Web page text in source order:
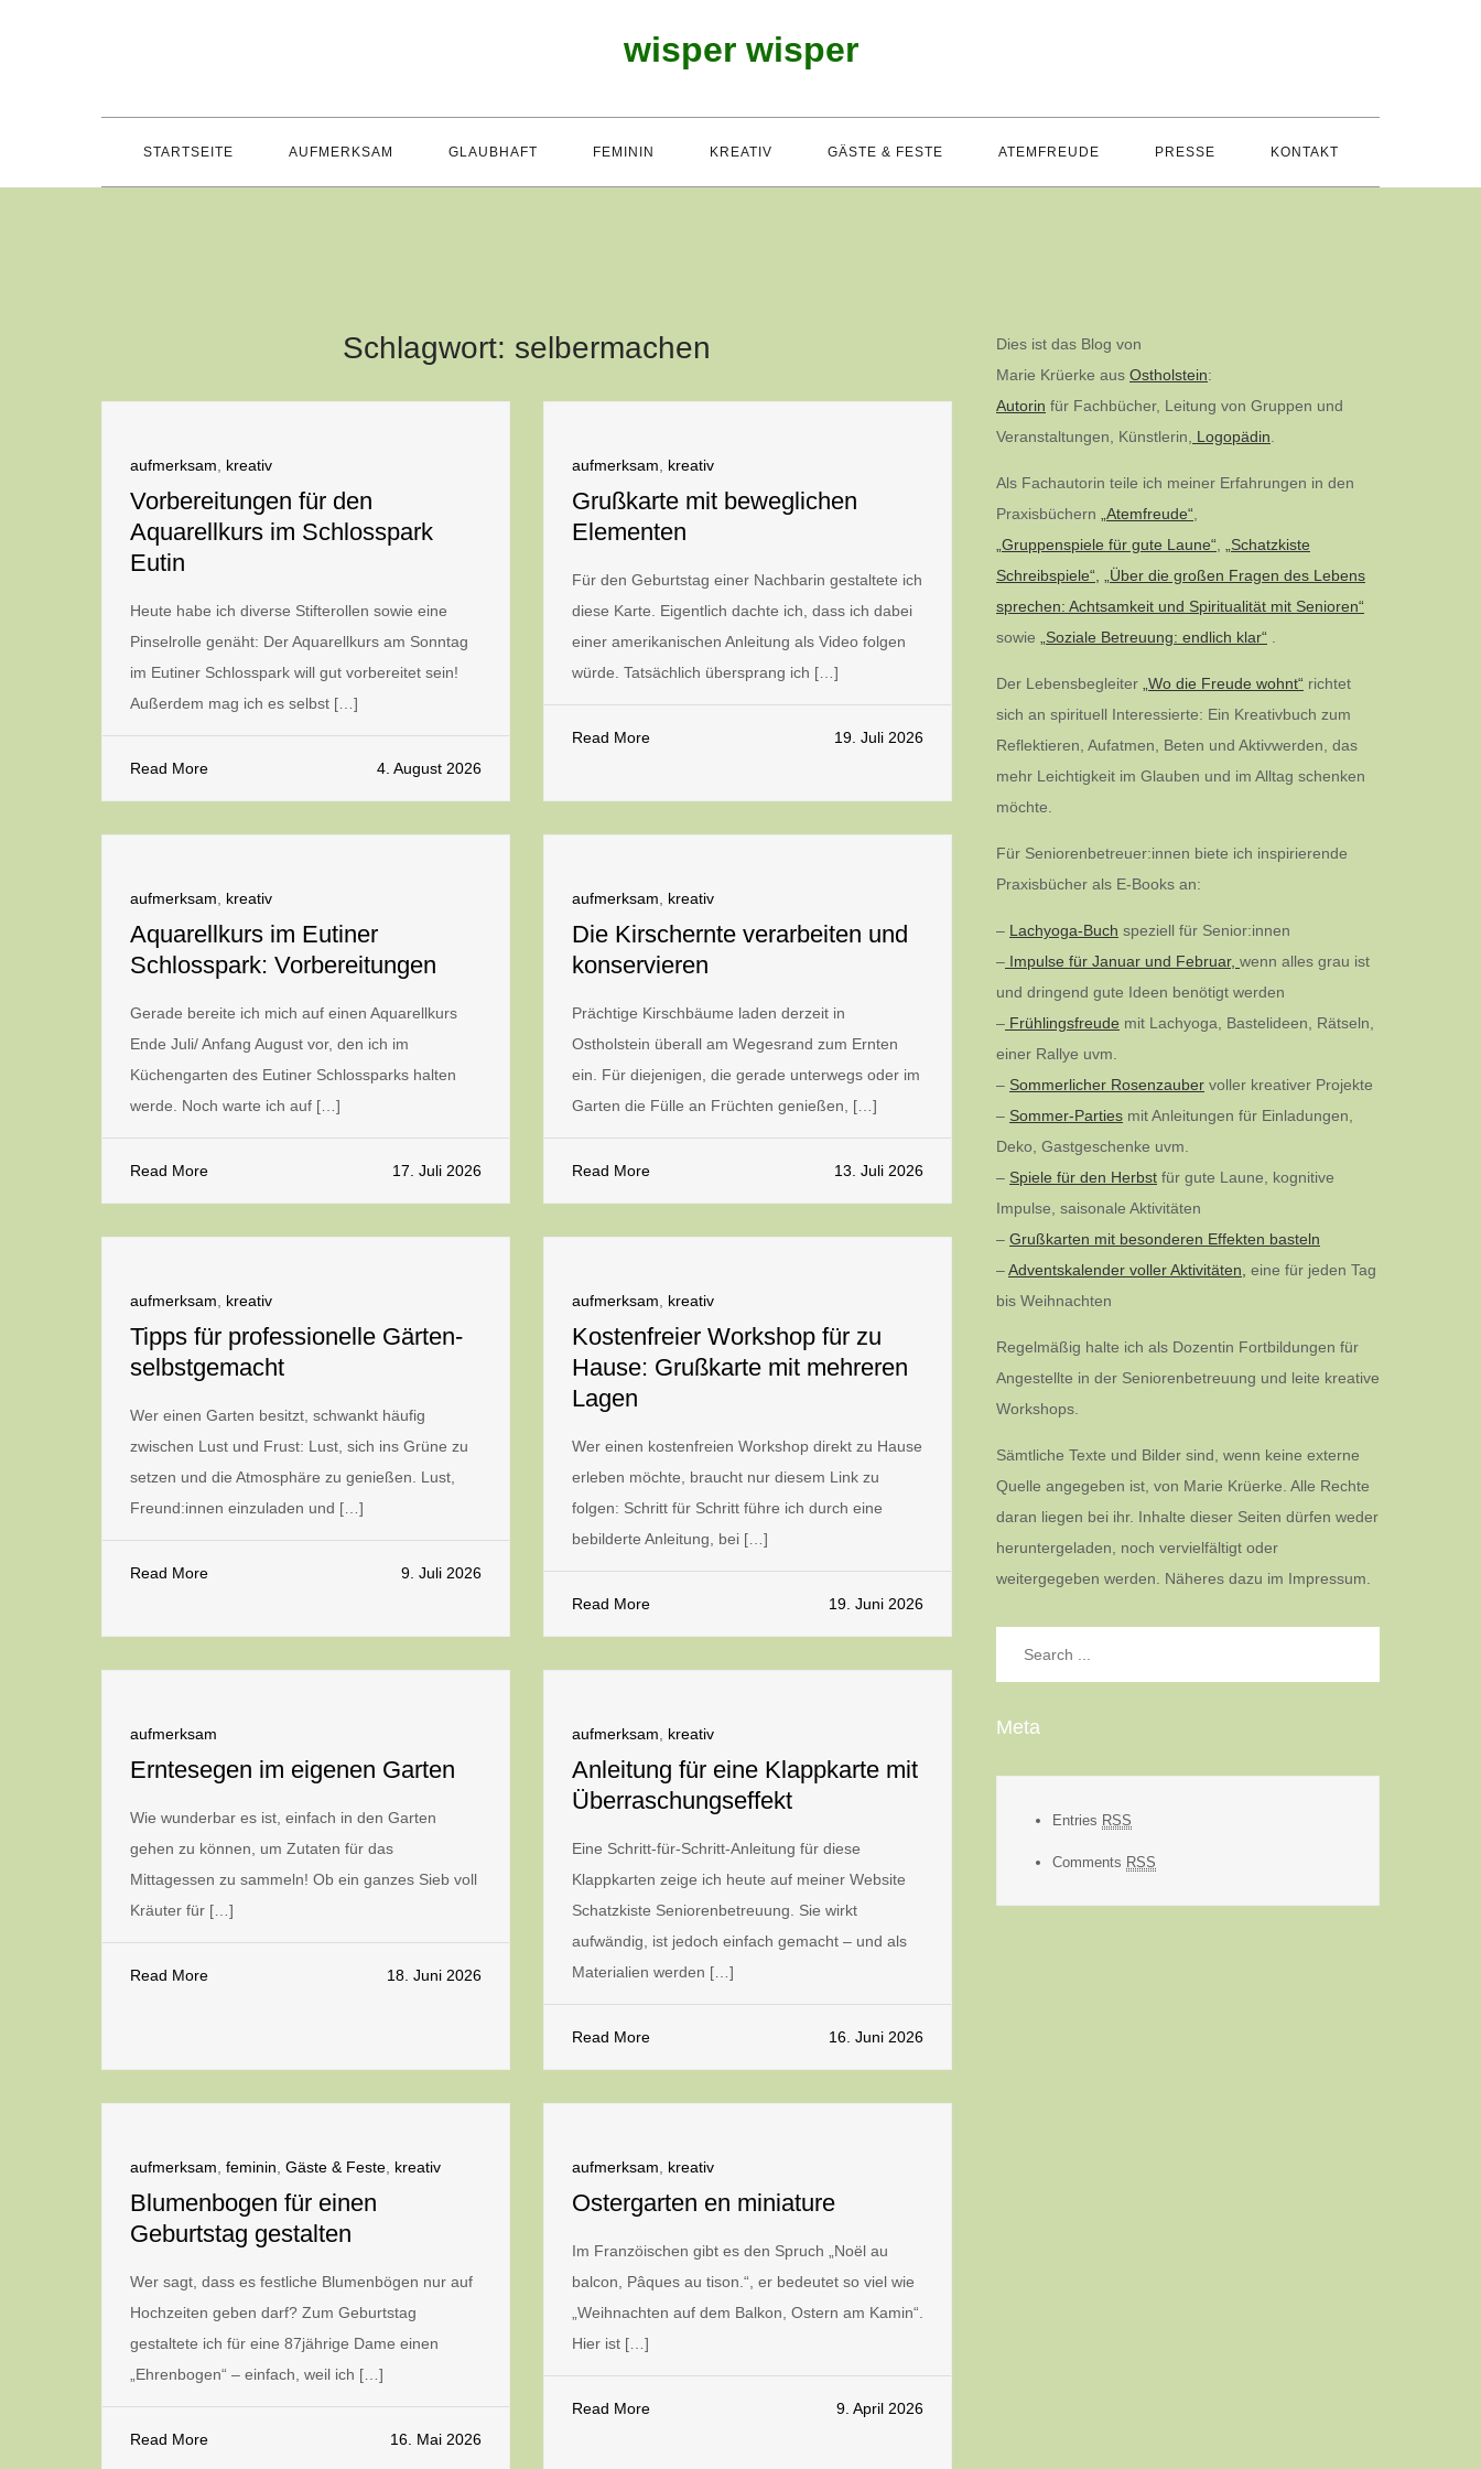
wisper wisper
STARTSEITE AUFMERKSAM GLAUBHAFT FEMININ KREATIV GÄSTE & FESTE ATEMFREUDE PRESSE KONTAKT
Schlagwort: selbermachen
aufmerksam kreativ
Vorbereitungen für den
Aquarellkurs im Schlosspark
Eutin
Heute habe ich diverse Stifterollen sowie eine
Pinselrolle genäht: Der Aquarellkurs am Sonntag
im Eutiner Schlosspark will gut vorbereitet sein!
Außerdem mag ich es selbst […]
Read More 4. August 2026
aufmerksam kreativ
Grußkarte mit beweglichen
Elementen
Für den Geburtstag einer Nachbarin gestaltete ich
diese Karte. Eigentlich dachte ich, dass ich dabei
einer amerikanischen Anleitung als Video folgen
würde. Tatsächlich übersprang ich […]
Read More 19. Juli 2026
aufmerksam kreativ
Aquarellkurs im Eutiner
Schlosspark: Vorbereitungen
Gerade bereite ich mich auf einen Aquarellkurs
Ende Juli/ Anfang August vor, den ich im
Küchengarten des Eutiner Schlossparks halten
werde. Noch warte ich auf […]
Read More 17. Juli 2026
aufmerksam kreativ
Die Kirschernte verarbeiten und
konservieren
Prächtige Kirschbäume laden derzeit in
Ostholstein überall am Wegesrand zum Ernten
ein. Für diejenigen, die gerade unterwegs oder im
Garten die Fülle an Früchten genießen, […]
Read More 13. Juli 2026
aufmerksam kreativ
Tipps für professionelle Gärten-
selbstgemacht
Wer einen Garten besitzt, schwankt häufig
zwischen Lust und Frust: Lust, sich ins Grüne zu
setzen und die Atmosphäre zu genießen. Lust,
Freund:innen einzuladen und […]
Read More 9. Juli 2026
aufmerksam kreativ
Kostenfreier Workshop für zu
Hause: Grußkarte mit mehreren
Lagen
Wer einen kostenfreien Workshop direkt zu Hause
erleben möchte, braucht nur diesem Link zu
folgen: Schritt für Schritt führe ich durch eine
bebilderte Anleitung, bei […]
Read More 19. Juni 2026
aufmerksam
Erntesegen im eigenen Garten
Wie wunderbar es ist, einfach in den Garten
gehen zu können, um Zutaten für das
Mittagessen zu sammeln! Ob ein ganzes Sieb voll
Kräuter für […]
Read More 18. Juni 2026
aufmerksam kreativ
Anleitung für eine Klappkarte mit
Überraschungseffekt
Eine Schritt-für-Schritt-Anleitung für diese
Klappkarten zeige ich heute auf meiner Website
Schatzkiste Seniorenbetreuung. Sie wirkt
aufwändig, ist jedoch einfach gemacht – und als
Materialien werden […]
Read More 16. Juni 2026
aufmerksam feminin Gäste & Feste kreativ
Blumenbogen für einen
Geburtstag gestalten
Wer sagt, dass es festliche Blumenbögen nur auf
Hochzeiten geben darf? Zum Geburtstag
gestaltete ich für eine 87jährige Dame einen
„Ehrenbogen“ – einfach, weil ich […]
Read More 16. Mai 2026
aufmerksam kreativ
Ostergarten en miniature
Im Franzöischen gibt es den Spruch „Noël au
balcon, Pâques au tison.“, er bedeutet so viel wie
„Weihnachten auf dem Balkon, Ostern am Kamin“.
Hier ist […]
Read More 9. April 2026
Dies ist das Blog von
Marie Krüerke aus Ostholstein:
Autorin für Fachbücher, Leitung von Gruppen und
Veranstaltungen, Künstlerin,
Logopädin
Als Fachautorin teile ich meiner Erfahrungen in den
Praxisbüchern
„Atemfreude“
„Gruppenspiele für gute Laune“
„Schatzkiste
Schreibspiele“,
„Über die großen Fragen des Lebens
sprechen: Achtsamkeit und Spiritualität mit Senioren“
sowie
„Soziale Betreuung: endlich klar“
Der Lebensbegleiter „Wo die Freude wohnt“ richtet
sich an spirituell Interessierte: Ein Kreativbuch zum
Reflektieren, Aufatmen, Beten und Aktivwerden, das
mehr Leichtigkeit im Glauben und im Alltag schenken
möchte.
Für Seniorenbetreuer:innen biete ich inspirierende
Praxisbücher als E-Books an:
– Lachyoga-Buch speziell für Senior:innen
– Impulse für Januar und Februar, wenn alles grau ist
und dringend gute Ideen benötigt werden
– Frühlingsfreude mit Lachyoga, Bastelideen, Rätseln,
einer Rallye uvm.
– Sommerlicher Rosenzauber voller kreativer Projekte
– Sommer-Parties mit Anleitungen für Einladungen,
Deko, Gastgeschenke uvm.
– Spiele für den Herbst für gute Laune, kognitive
Impulse, saisonale Aktivitäten
– Grußkarten mit besonderen Effekten basteln
–Adventskalender voller Aktivitäten, eine für jeden Tag
bis Weihnachten
Regelmäßig halte ich als Dozentin Fortbildungen für
Angestellte in der Seniorenbetreuung und leite kreative
Workshops.
Sämtliche Texte und Bilder sind, wenn keine externe
Quelle angegeben ist, von Marie Krüerke. Alle Rechte
daran liegen bei ihr. Inhalte dieser Seiten dürfen weder
heruntergeladen, noch vervielfältigt oder
weitergegeben werden. Näheres dazu im Impressum.
Meta
Entries RSS
Comments RSS